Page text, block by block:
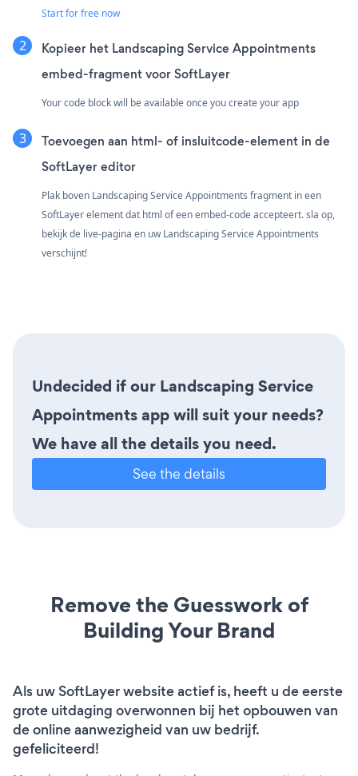
Start for free now
Kopieer het Landscaping Service Appointments
embed-fragment voor SoftLayer
Your code block will be available once you create your app
Toevoegen aan html- of insluitcode-element in de
SoftLayer editor
Plak boven Landscaping Service Appointments fragment in een
SoftLayer element dat html of een embed-code accepteert. sla op,
bekijk de live-pagina en uw Landscaping Service Appointments
verschijnt!
Undecided if our Landscaping Service
Appointments app will suit your needs?
We have all the details you need.
See the details
Remove the Guesswork of
Building Your Brand
Als uw SoftLayer website actief is, heeft u de eerste
grote uitdaging overwonnen bij het opbouwen van
de online aanwezigheid van uw bedrijf.
gefeliciteerd!